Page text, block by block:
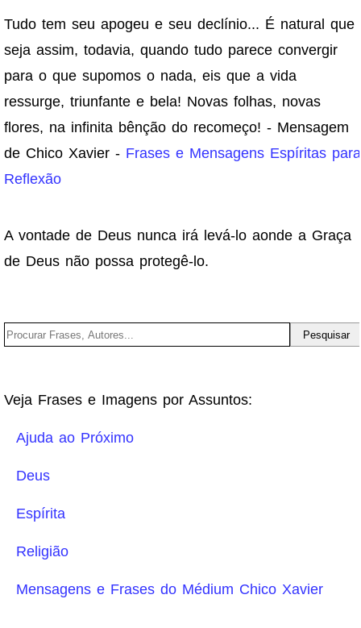
Tudo tem seu apogeu e seu declínio... É natural que
seja assim, todavia, quando tudo parece convergir
para o que supomos o nada, eis que a vida
ressurge, triunfante e bela! Novas folhas, novas
flores, na infinita bênção do recomeço! - Mensagem
de Chico Xavier - Frases e Mensagens Espíritas para
Reflexão
A vontade de Deus nunca irá levá-lo aonde a Graça
de Deus não possa protegê-lo.
Veja Frases e Imagens por Assuntos:
Ajuda ao Próximo
Deus
Espírita
Religião
Mensagens e Frases do Médium Chico Xavier